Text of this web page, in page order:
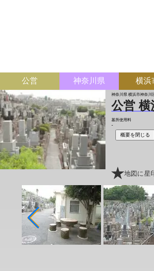
公営 神奈川県 横浜
神奈川県 横浜市神奈川
公営 横
墓所使用料
-
概要を閉じる
地図に星